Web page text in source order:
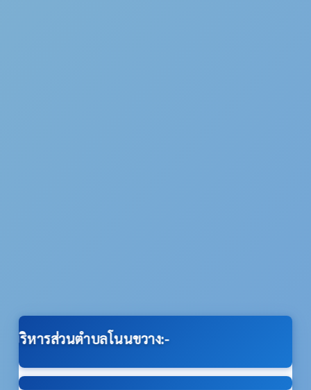
ส่วนตำบลโนนขวาง:-